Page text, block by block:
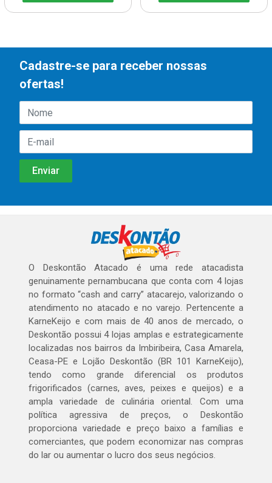
Cadastre-se para receber nossas
ofertas!
O Deskontão Atacado é uma rede atacadista
genuinamente pernambucana que conta com 4 lojas
no formato “cash and carry” atacarejo, valorizando o
atendimento no atacado e no varejo. Pertencente a
KarneKeijo e com mais de 40 anos de mercado, o
Deskontão possui 4 lojas amplas e estrategicamente
localizadas nos bairros da Imbiribeira, Casa Amarela,
Ceasa-PE e Lojão Deskontão (BR 101 KarneKeijo),
tendo como grande diferencial os produtos
frigorificados (carnes, aves, peixes e queijos) e a
ampla variedade de culinária oriental. Com uma
política agressiva de preços, o Deskontão
proporciona variedade e preço baixo a famílias e
comerciantes, que podem economizar nas compras
do lar ou aumentar o lucro dos seus negócios.